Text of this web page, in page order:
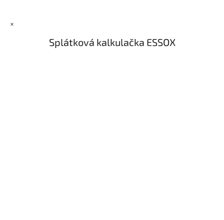
×
Splátková kalkulačka ESSOX